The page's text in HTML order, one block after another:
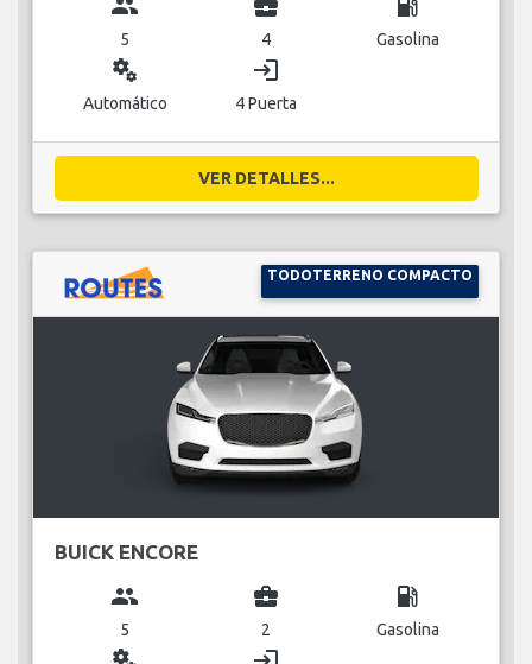
5 4 Gasolina
miscellaneous_services
Automático
login
4 Puerta
VER DETALLES...
TODOTERRENO COMPACTO
BUICK ENCORE
group
5
business_center
2
local_gas_station
Gasolina